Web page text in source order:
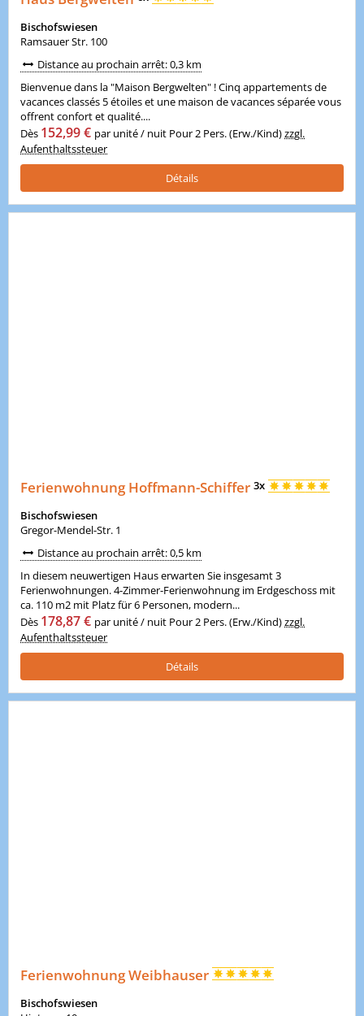
Bischofswiesen
Ramsauer Str. 100
Distance au prochain arrêt: 0,3 km
Bienvenue dans la "Maison Bergwelten" ! Cinq appartements de
vacances classés 5 étoiles et une maison de vacances séparée vous
offrent confort et qualité....
Dès 152,99 € par unité / nuit Pour 2 Pers. (Erw./Kind)zzgl.
Aufenthaltssteuer
Détails
Ferienwohnung Hoffmann-Schiffer 3x
Bischofswiesen
Gregor-Mendel-Str. 1
Distance au prochain arrêt: 0,5 km
In diesem neuwertigen Haus erwarten Sie insgesamt 3
Ferienwohnungen. 4-Zimmer-Ferienwohnung im Erdgeschoss mit
ca. 110 m2 mit Platz für 6 Personen, modern...
Dès 178,87 € par unité / nuit Pour 2 Pers. (Erw./Kind)zzgl.
Aufenthaltssteuer
Détails
Ferienwohnung Weibhauser
Bischofswiesen